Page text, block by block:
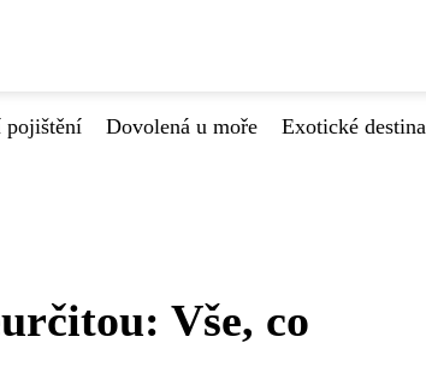
pojištění Dovolená u moře Exotické
Vše, co